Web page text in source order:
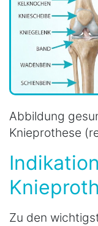
Abbildung
Knieprothese
Zu den